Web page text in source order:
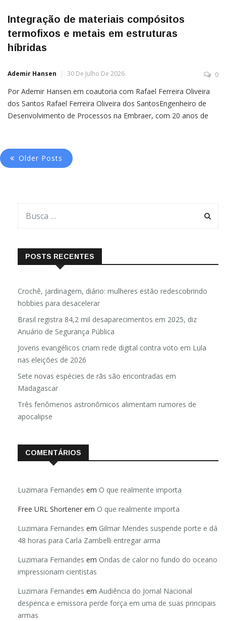
Integração de materiais compósitos
termofixos e metais em estruturas
híbridas
Ademir Hansen 30 De Julho De 2026 0
Por Ademir Hansen em coautoria com Rafael Ferreira Oliveira
dos Santos Rafael Ferreira Oliveira dos SantosEngenheiro de
Desenvolvimento de Processos na Embraer, com 20 anos de
Older Posts
POSTS RECENTES
Crochê, jardinagem, diário: mulheres estão redescobrindo
hobbies para desacelerar
Brasil registra 84,2 mil desaparecimentos em 2025, diz
Anuário de Segurança Pública
Jovens evangélicos criam rede digital contra voto em Lula
nas eleições de 2026
Sete novas espécies de rãs são encontradas em
Madagascar
Três fenômenos astronômicos alimentam rumores de
apocalipse
COMENTÁRIOS
Luzimara Fernandes em O que realmente importa
Free URL Shortener em O que realmente importa
Luzimara Fernandes em Gilmar Mendes suspende porte e dá
48 horas para Carla Zambelli entregar arma
Luzimara Fernandes em Ondas de calor no fundo do oceano
impressionam cientistas
Luzimara Fernandes em Audiência do Jornal Nacional
despenca e emissora perde força em uma de suas principais
armas